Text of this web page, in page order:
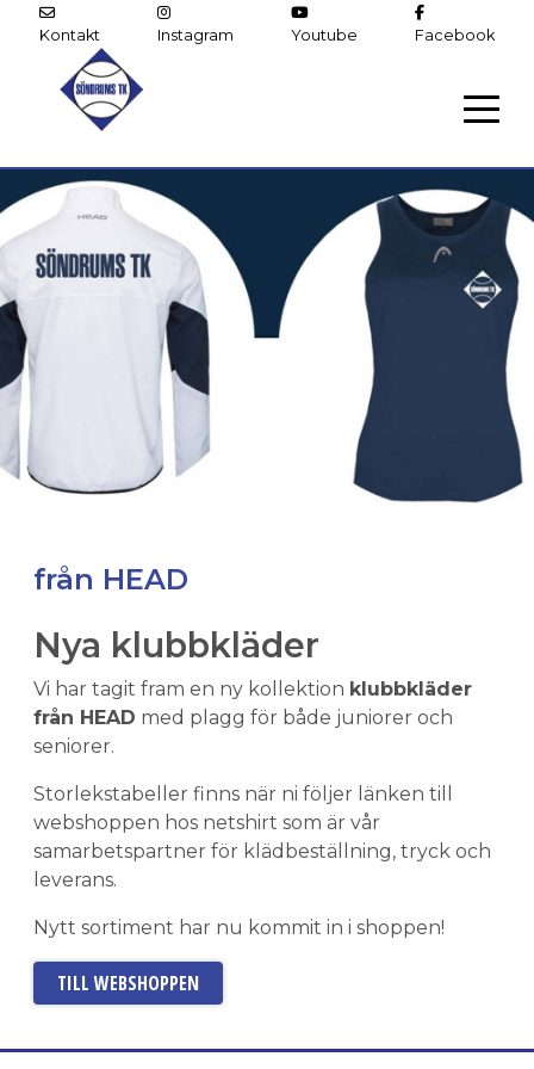
Kontakt Instagram Youtube Facebook
från HEAD
Nya klubbkläder
Vi har tagit fram en ny kollektion klubbkläder
från HEAD med plagg för både juniorer och
seniorer.
Storlekstabeller finns när ni följer länken till
webshoppen hos netshirt som är vår
samarbetspartner för klädbeställning, tryck och
leverans.
Nytt sortiment har nu kommit in i shoppen!
TILL WEBSHOPPEN